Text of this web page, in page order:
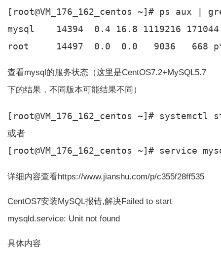
[root@VM_176_162_centos ~]# ps aux |
mysql    14394  0.4 16.8 1119216
查看mysql的服务状态（这里是CentOS7.2+MySQL5.7
下的结果，不同版本可能结果不同）
[root@VM_176_162_centos ~]#
或者
详细内容查看https://www.jianshu.com/p/c355f28ff535
CentOS7安装MySQL报错,解决Failed to start
mysqld.service: Unit not found
具体内容